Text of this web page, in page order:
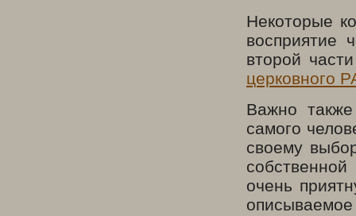
Некоторые
восприятие
второй
церковного
Важно
самого
своему
очень
описываемое